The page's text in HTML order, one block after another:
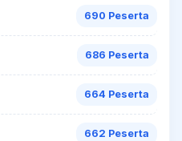
690 Peserta
686 Peserta
664 Peserta
662 Peserta